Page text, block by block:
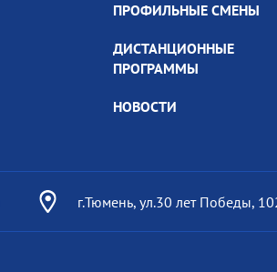
ПРОФИЛЬНЫЕ СМЕНЫ
ДИСТАНЦИОННЫЕ
ПРОГРАММЫ
НОВОСТИ
г.Тюмень, ул.30 лет Победы,